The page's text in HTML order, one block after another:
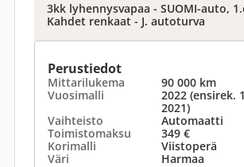
3kk lyhennysvapaa - SUOMI-auto,
Kahdet renkaat - J. autoturva
Perustiedot
Mittarilukema 90 000 km
Vuosimalli
2022 (ensirek.
2021)
Vaihteisto
Automaatti
Toimistomaksu
349 €
Korimalli
Viistoperä
Väri
Harmaa